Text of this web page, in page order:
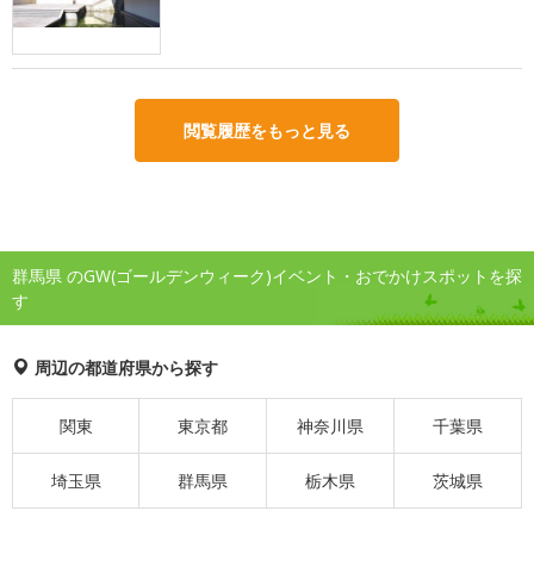
閲覧履歴をもっと見る
群馬県 のGW(ゴールデンウィーク)イベント・おでかけスポットを探
す
周辺の都道府県から探す
関東 東京都 神奈川県 千葉県
埼玉県 群馬県 栃木県 茨城県